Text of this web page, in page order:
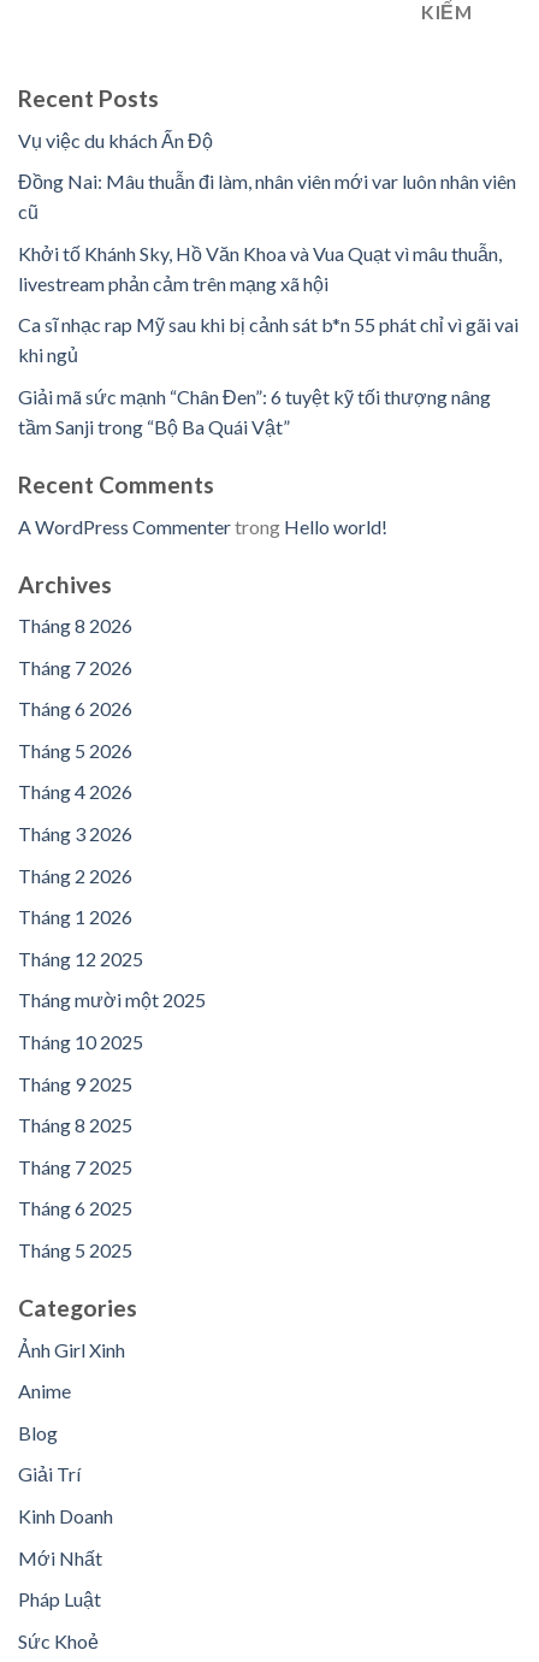
KIẾM
Recent Posts
Vụ việc du khách Ấn Độ
Đồng Nai: Mâu thuẫn đi làm, nhân viên mới var luôn nhân viên
cũ
Khởi tố Khánh Sky, Hồ Văn Khoa và Vua Quạt vì mâu thuẫn,
livestream phản cảm trên mạng xã hội
Ca sĩ nhạc rap Mỹ sau khi bị cảnh sát b*n 55 phát chỉ vì gãi vai
khi ngủ
Giải mã sức mạnh “Chân Đen”: 6 tuyệt kỹ tối thượng nâng
tầm Sanji trong “Bộ Ba Quái Vật”
Recent Comments
A WordPress Commentertrong Hello world!
Archives
Tháng 8 2026
Tháng 7 2026
Tháng 6 2026
Tháng 5 2026
Tháng 4 2026
Tháng 3 2026
Tháng 2 2026
Tháng 1 2026
Tháng 12 2025
Tháng mười một 2025
Tháng 10 2025
Tháng 9 2025
Tháng 8 2025
Tháng 7 2025
Tháng 6 2025
Tháng 5 2025
Categories
Ảnh Girl Xinh
Anime
Blog
Giải Trí
Kinh Doanh
Mới Nhất
Pháp Luật
Sức Khoẻ